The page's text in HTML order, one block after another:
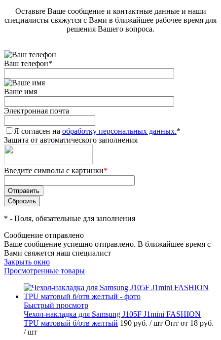
Оставьте Ваше сообщение и контактные данные и наши
специалисты свяжутся с Вами в ближайшее рабочее время для
решения Вашего вопроса.
Ваш телефон*
Ваше имя
Электронная почта
Я согласен на обработку персональных данных.*
Защита от автоматического заполнения
Введите символы с картинки*
* - Поля, обязательные для заполнения
Сообщение отправлено
Ваше сообщение успешно отправлено. В ближайшее время с
Вами свяжется наш специалист
Закрыть окно
Просмотренные товары
Быстрый просмотр
Чехол-накладка для Samsung J105F J1mini FASHION
TPU матовый б/отв желтый 190 руб. / шт Опт от 18 руб.
/ шт